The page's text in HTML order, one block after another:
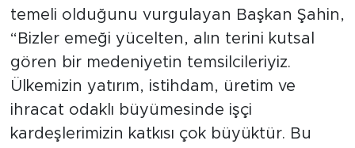
temeli olduğunu vurgulayan Başkan Şahin,
“Bizler emeği yücelten, alın terini kutsal
gören bir medeniyetin temsilcileriyiz.
Ülkemizin yatırım, istihdam, üretim ve
ihracat odaklı büyümesinde işçi
kardeşlerimizin katkısı çok büyüktür. Bu